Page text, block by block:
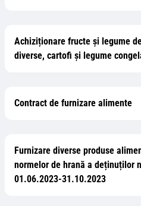
Achiziționare fructe și legume
diverse, cartofi și legume
Contract de furnizare alimente
Furnizare diverse produse
normelor de hrană a deținuților
01.06.2023-31.10.2023